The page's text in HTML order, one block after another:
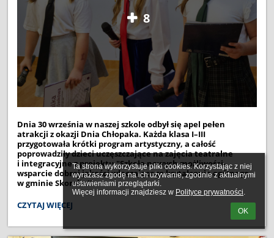
Ta strona wykorzystuje pliki cookies. Korzystając z niej
wyrażasz zgodę na ich używanie, zgodnie z aktualnymi
ustawieniami przeglądarki.
Więcej informacji znajdziesz w Polityce prywatności.
OK
8
Dnia 30 września w naszej szkoleodbył się apel pełen
atrakcjiz okazji Dnia Chłopaka. Każda klasa I–III
przygotowała krótki program artystyczny, a całość
poprowadziły dzieci uczęszczające na zajęcia teatralne
i integracyjne z projektu "Szkoła nowych możliwości-
wsparcie dobrej jakości włączającego kształcenia ogólnego
w gminie Skomlin!".
DZIEŃ
CHŁOPAKÓW:
CZYTAJ WIĘCEJ